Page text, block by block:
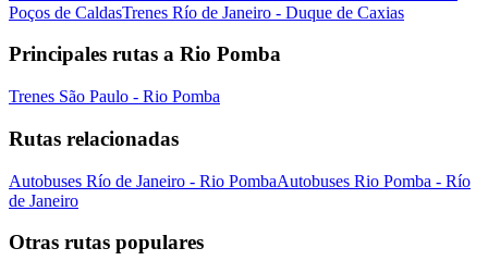
Poços de CaldasTrenes Río de Janeiro - Duque de Caxias
Principales rutas a Rio Pomba
Trenes São Paulo - Rio Pomba
Rutas relacionadas
Autobuses Río de Janeiro - Rio PombaAutobuses Rio Pomba - Río
de Janeiro
Otras rutas populares